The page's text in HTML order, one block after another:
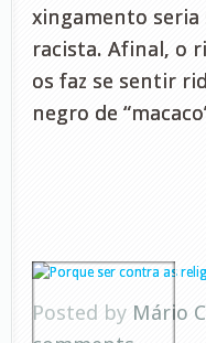
xingamento
racista. Afinal, o
os faz se sentir
negro de
Posted by Mário